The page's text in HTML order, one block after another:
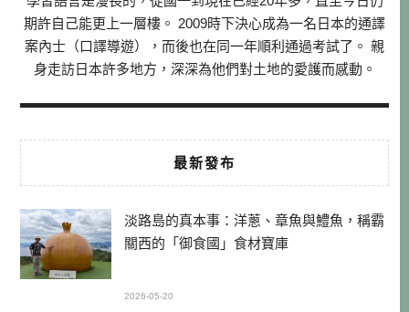
期許自己能更上一層樓。 2009時下決心成為一名日本的通譯
案內士（口譯導遊），而後也在同一年順利通過考試了。 親
身走訪日本許多地方，深深為他們對土地的愛護而感動。
最新發布
淡路島的真本事：洋蔥、章魚與鱧魚，稱霸
關西的「御食國」食材寶庫
2026-05-20